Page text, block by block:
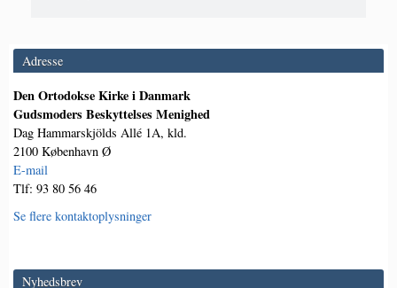
Adresse
Den Ortodokse Kirke i Danmark
Gudsmoders Beskyttelses Menighed
Dag Hammarskjölds Allé 1A, kld.
2100 København Ø
E-mail
Tlf: 93 80 56 46
Se flere kontaktoplysninger
Nyhedsbrev